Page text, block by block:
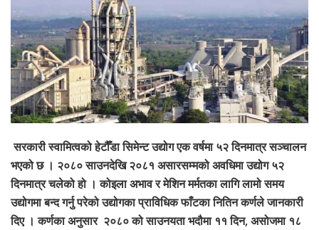
सरकारी स्वामित्वको हेटौँडा सिमेन्ट उद्योग एक वर्षमा ५२ दिनमात्र सञ्चालन
भएको छ । २०८० साउनदेखि २०८१ असारसम्मको अवधिमा उद्योग ५२
दिनमात्र चलेको हो । कोइला अभाव र मेशिन मर्मतका लागि लामो समय
उद्योगमा बन्द गर्नु परेको उद्योगका प्राविधिक फाँटका नितिन कर्णले जानकारी
दिए । कर्णका अनुसार २०८० को साउनयता भदौमा ११ दिन, असोजमा १८